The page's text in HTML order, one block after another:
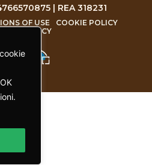
| REA 318231
OF USE
COOKIE POLICY
POLICY